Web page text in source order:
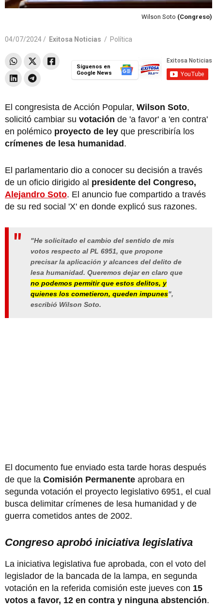
Wilson Soto (Congreso)
04/07/2024 / Exitosa Noticias / Política
Síguenos en
Google News
El congresista de Acción Popular, Wilson Soto,
solicitó cambiar su votación de 'a favor' a 'en contra'
en polémico proyecto de ley que prescribiría los
crímenes de lesa humanidad.
El parlamentario dio a conocer su decisión a través
de un oficio dirigido al presidente del Congreso,
Alejandro Soto. El anuncio fue compartido a través
de su red social 'X' en donde explicó sus razones.
"He solicitado el cambio del sentido de mis
votos respecto al PL 6951, que propone
precisar la aplicación y alcances del delito de
lesa humanidad. Queremos dejar en claro que
no podemos permitir que estos delitos, y
quienes los cometieron, queden impunes",
escribió Wilson Soto.
El documento fue enviado esta tarde horas después
de que la Comisión Permanente aprobara en
segunda votación el proyecto legislativo 6951, el cual
busca delimitar crímenes de lesa humanidad y de
guerra cometidos antes de 2002.
Congreso aprobó iniciativa legislativa
La iniciativa legislativa fue aprobada, con el voto del
legislador de la bancada de la lampa, en segunda
votación en la referida comisión este jueves con 15
votos a favor, 12 en contra y ninguna abstención.